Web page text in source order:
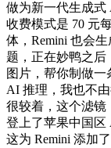
做为新一代生成式
收费模式是 70 元
体，Remini 也会
题，正在妙鸭之后
图片，帮你制做
AI 推理，我也不
很较着，这个滤镜
登上了苹果中国区
这为 Remini 添加